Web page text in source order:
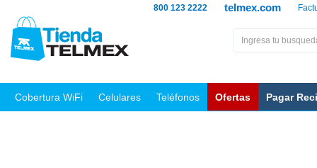
telmex.com
800 123 2222
Cobertura WiFi Celulares Teléfonos Ofertas Pagar